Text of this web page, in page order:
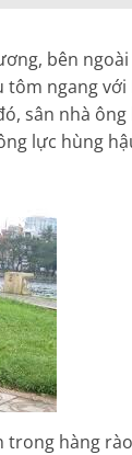
bên
ngang
sân nhà
lực hùng
hàng